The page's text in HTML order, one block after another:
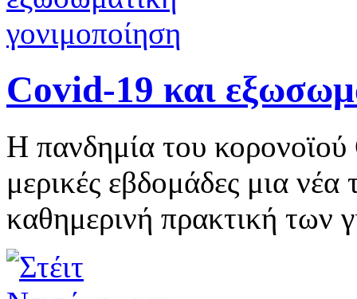
Covid-19 και
Η πανδημία του
μερικές εβδομάδες μια
καθημερινή πρακτική των